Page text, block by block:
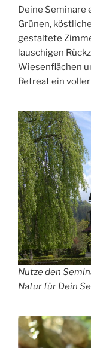
Deine Seminare
Grünen,
gestaltete
lauschigen
Wiesenflächen
Retreat ein
Nutze den
Natur für Dein